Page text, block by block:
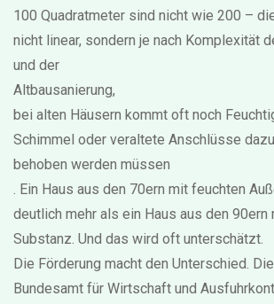
100 Quadratmeter sind nicht wie 200 –
nicht linear, sondern je nach Komplexität
und der
Altbausanierung,
bei alten Häusern kommt oft noch
Schimmel oder veraltete Anschlüsse
behoben werden müssen
. Ein Haus aus den 70ern mit feuchten
deutlich mehr als ein Haus aus den 90ern
Substanz. Und das wird oft unterschätzt.
Die Förderung macht den Unterschied.
Bundesamt für Wirtschaft und